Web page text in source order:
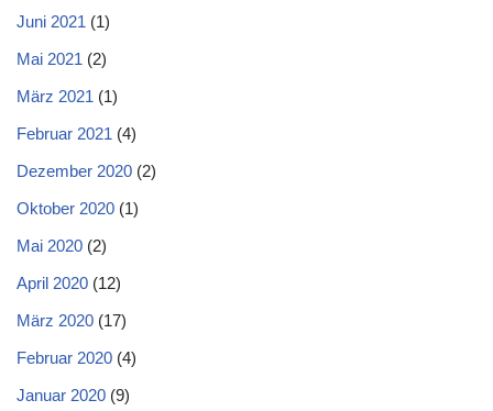
Juni 2021 (1)
Mai 2021 (2)
März 2021 (1)
Februar 2021 (4)
Dezember 2020 (2)
Oktober 2020 (1)
Mai 2020 (2)
April 2020 (12)
März 2020 (17)
Februar 2020 (4)
Januar 2020 (9)